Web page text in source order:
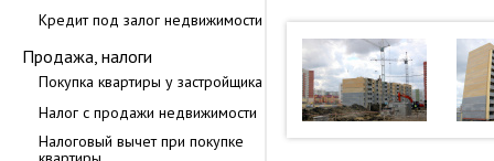
Кредит под залог недвижимости
Продажа, налоги
Покупка квартиры у застройщика
Налог с продажи недвижимости
Налоговый вычет при покупке